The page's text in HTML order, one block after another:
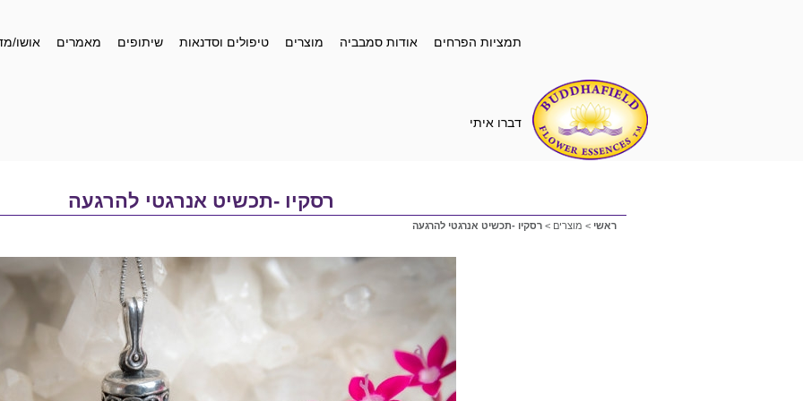
תמציות הפרחים אודות סמבביה מוצרים טיפולים וסדנאות שיתופים מאמרים אושו/
דברו איתי
רסקיו -תכשיט אנרגטי להרגעה
ראשי > מוצרים > רסקיו -תכשיט אנרגטי להרגעה